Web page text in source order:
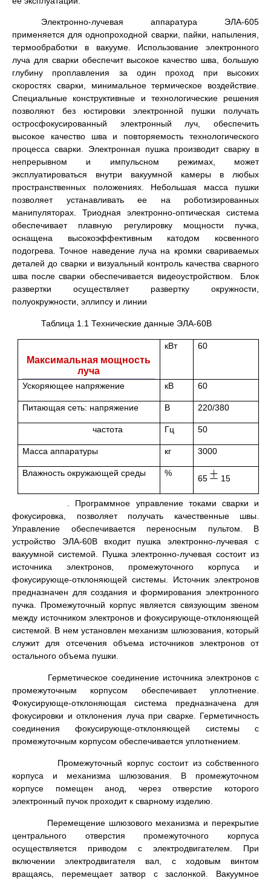
Электронно-лучевая аппаратура ЭЛА-605
применяется для однопроходной сварки, пайки, напыления,
термообработки в вакууме. Использование электронного
луча для сварки обеспечит высокое качество шва, большую
глубину проплавления за один проход при высоких
скоростях сварки, минимальное термическое воздействие.
Специальные конструктивные и технологические решения
позволяют без юстировки электронной пушки получать
остросфокусированный электронный луч, обеспечить
высокое качество шва и повторяемость технологического
процесса сварки. Электронная пушка производит сварку в
непрерывном и импульсном режимах, может
эксплуатироваться внутри вакуумной камеры в любых
пространственных положениях. Небольшая масса пушки
позволяет устанавливать ее на роботизированных
манипуляторах. Триодная электронно-оптическая система
обеспечивает плавную регулировку мощности пучка,
оснащена высокоэффективным катодом косвенного
подогрева. Точное наведение луча на кромки свариваемых
деталей до сварки и визуальный контроль качества сварного
шва после сварки обеспечивается видеоустройством. Блок
развертки осуществляет развертку окружности,
полуокружности, эллипсу и линии
Таблица 1.1 Технические данные ЭЛА-60В
Максимальная мощность
луча
кВт 60
Ускоряющее напряжение кВ 60
Питающая сеть: напряжение В 220/380
частота Гц 50
Масса аппаратуры кг 3000
Влажность окружающей среды %
65 15
. Программное управление токами сварки и
фокусировка, позволяет получать качественные швы.
Управление обеспечивается переносным пультом. В
устройство ЭЛА-60В входит пушка электронно-лучевая с
вакуумной системой. Пушка электронно-лучевая состоит из
источника электронов, промежуточного корпуса и
фокусирующе-отклоняющей системы. Источник электронов
предназначен для создания и формирования электронного
пучка. Промежуточный корпус является связующим звеном
между источником электронов и фокусирующе-отклоняющей
системой. В нем установлен механизм шлюзования, который
служит для отсечения объема источников электронов от
остального объема пушки.
Герметическое соединение источника электронов с
промежуточным корпусом обеспечивает уплотнение.
Фокусирующе-отклоняющая система предназначена для
фокусировки и отклонения луча при сварке. Герметичность
соединения фокусирующе-отклоняющей системы с
промежуточным корпусом обеспечивается уплотнением.
Промежуточный корпус состоит из собственного
корпуса и механизма шлюзования. В промежуточном
корпусе помещен анод, через отверстие которого
электронный пучок проходит к сварному изделию.
Перемещение шлюзового механизма и перекрытие
центрального отверстия промежуточного корпуса
осуществляется приводом с электродвигателем. При
включении электродвигателя вал, с ходовым винтом
вращаясь, перемещает затвор с заслонкой. Вакуумное